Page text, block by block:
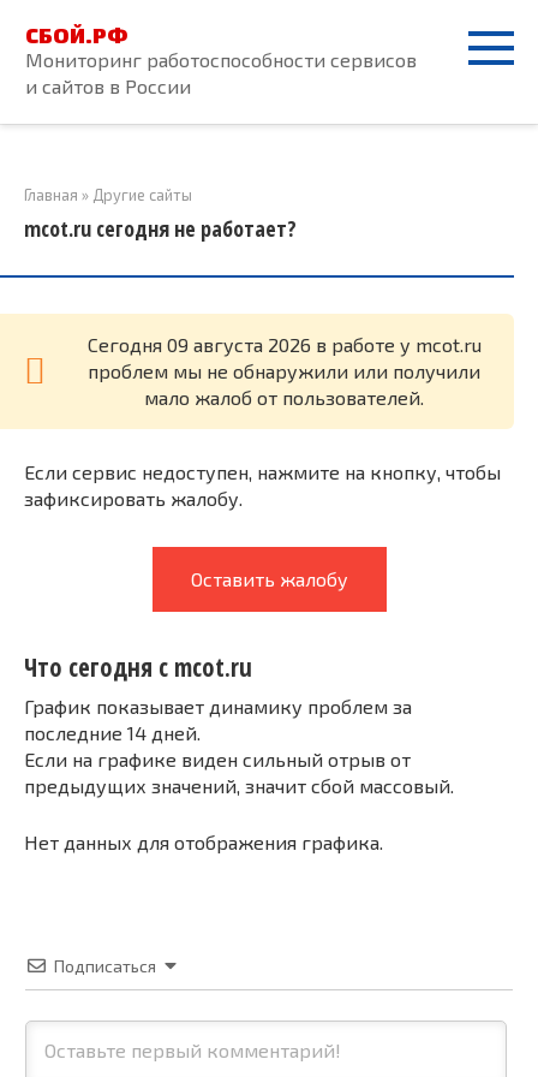
контенту
СБОЙ.РФ
Мониторинг работоспособности сервисов
и сайтов в России
Главная » Другие сайты
mcot.ru сегодня не работает?
Cегодня 09 августа 2026 в работе у mcot.ru
проблем мы не обнаружили или получили
мало жалоб от пользователей.
Если сервис недоступен, нажмите на кнопку, чтобы
зафиксировать жалобу.
Оставить жалобу
Что сегодня с mcot.ru
График показывает динамику проблем за
последние 14 дней.
Если на графике виден сильный отрыв от
предыдущих значений, значит сбой массовый.
Нет данных для отображения графика.
Подписаться